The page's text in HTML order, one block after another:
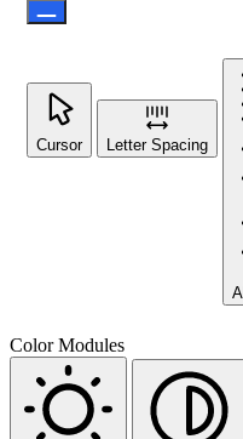
Cursor Letter Spacing
Color Modules